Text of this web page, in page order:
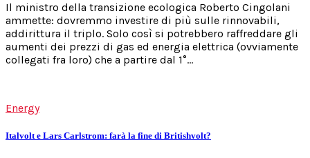
Il ministro della transizione ecologica Roberto Cingolani
ammette: dovremmo investire di più sulle rinnovabili,
addirittura il triplo. Solo così si potrebbero raffreddare gli
aumenti dei prezzi di gas ed energia elettrica (ovviamente
collegati fra loro) che a partire dal 1°…
Energy
Italvolt e Lars Carlstrom: farà la fine di Britishvolt?